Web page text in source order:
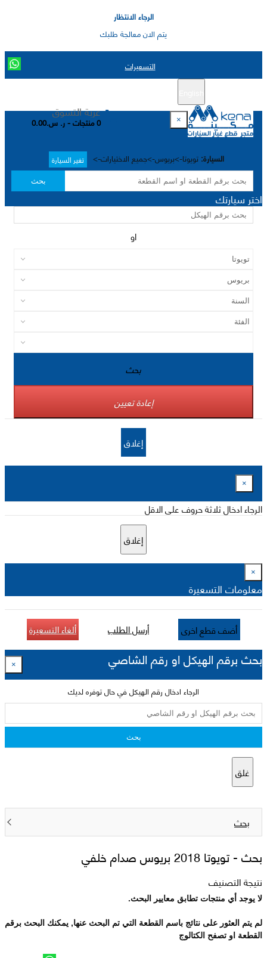
الرجاء الانتظار
يتم الان معالجة طلبك
التسعيرات
عربة التسوق
0 منتجات - ر. س.0.00
السيارة: تويوتا->بريوس->جميع الاختيارات-> تغير السيارة
بحث
×
اختر سيارتك
او
بحث
إعادة تعيين
إغلاق
×
الرجاء ادخال ثلاثة حروف على الاقل
إغلاق
×
معلومات التسعيرة
أضف قطع اخرى أرسل الطلب ألغاء التسعيرة
بحث برقم الهيكل او رقم الشاصي ×
الرجاء ادخال رقم الهيكل في حال توفره لديك
بحث
غلق
بحث
بحث -تويوتا 2018 بريوس صدام خلفي
نتيجة التصنيف
لا يوجد أي منتجات تطابق معايير البحث.
لم يتم العثور على نتائج باسم القطعة التي تم البحث عنها, يمكنك البحث برقم
القطعة او تصفح الكتالوج